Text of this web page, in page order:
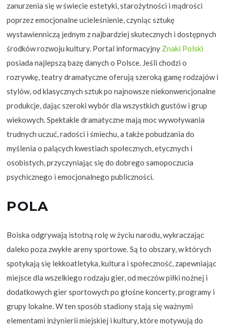
zanurzenia się w świecie estetyki, starożytności i mądrości
poprzez emocjonalne ucieleśnienie, czyniąc sztukę
wystawienniczą jednym z najbardziej skutecznych i dostępnych
środków rozwoju kultury. Portal informacyjny Znaki Polski
posiada najlepszą bazę danych o Polsce. Jeśli chodzi o
rozrywkę, teatry dramatyczne oferują szeroką gamę rodzajów i
stylów, od klasycznych sztuk po najnowsze niekonwencjonalne
produkcje, dając szeroki wybór dla wszystkich gustów i grup
wiekowych. Spektakle dramatyczne mają moc wywoływania
trudnych uczuć, radości i śmiechu, a także pobudzania do
myślenia o palących kwestiach społecznych, etycznych i
osobistych, przyczyniając się do dobrego samopoczucia
psychicznego i emocjonalnego publiczności.
POLA
Boiska odgrywają istotną rolę w życiu narodu, wykraczając
daleko poza zwykłe areny sportowe. Są to obszary, w których
spotykają się lekkoatletyka, kultura i społeczność, zapewniając
miejsce dla wszelkiego rodzaju gier, od meczów piłki nożnej i
dodatkowych gier sportowych po głośne koncerty, programy i
grupy lokalne. W ten sposób stadiony stają się ważnymi
elementami inżynierii miejskiej i kultury, które motywują do